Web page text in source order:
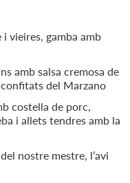
vieires, gamba amb
amb salsa cremosa de
del Marzano
costella de porc,
i allets tendres amb la
nostre mestre, l’avi